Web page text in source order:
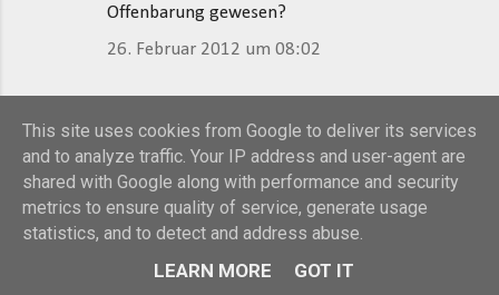
Offenbarung gewesen?
26. Februar 2012 um 08:02
Sehr geehrter Herr Menzel,
Ich weiß nicht, was ich noch antworten soll,
da Sie auf keine meiner Ausführungen
Vielleicht dies noch einmal in aller
This site uses cookies from Google to deliver its services
and to analyze traffic. Your IP address and user-agent are
shared with Google along with performance and security
metrics to ensure quality of service, generate usage
statistics, and to detect and address abuse.
LEARN MORE GOT IT